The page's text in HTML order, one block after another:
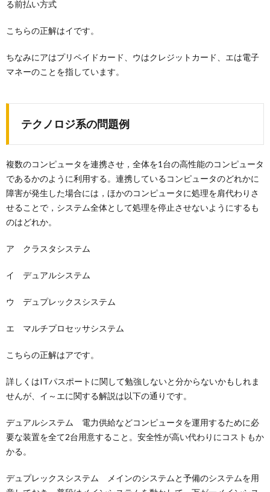
る前払い方式
こちらの正解はイです。
ちなみにアはプリペイドカード、ウはクレジットカード、エは電子
マネーのことを指しています。
テクノロジ系の問題例
複数のコンピュータを連携させ，全体を1台の高性能のコンピュータ
であるかのように利用する。連携しているコンピュータのどれかに
障害が発生した場合には，ほかのコンピュータに処理を肩代わりさ
せることで，システム全体として処理を停止させないようにするも
のはどれか。
ア クラスタシステム
イ デュアルシステム
ウ デュプレックスシステム
エ マルチプロセッサシステム
こちらの正解はアです。
詳しくはITパスポートに関して勉強しないと分からないかもしれま
せんが、イ～エに関する解説は以下の通りです。
デュアルシステム 電力供給などコンピュータを運用するために必
要な装置を全て2台用意すること。安全性が高い代わりにコストもか
かる。
デュプレックスシステム メインのシステムと予備のシステムを用